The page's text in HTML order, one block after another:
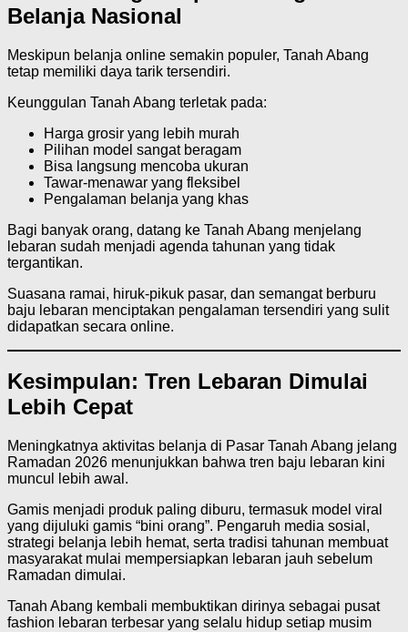
Belanja Nasional
Meskipun belanja online semakin populer, Tanah Abang
tetap memiliki daya tarik tersendiri.
Keunggulan Tanah Abang terletak pada:
Harga grosir yang lebih murah
Pilihan model sangat beragam
Bisa langsung mencoba ukuran
Tawar-menawar yang fleksibel
Pengalaman belanja yang khas
Bagi banyak orang, datang ke Tanah Abang menjelang
lebaran sudah menjadi agenda tahunan yang tidak
tergantikan.
Suasana ramai, hiruk-pikuk pasar, dan semangat berburu
baju lebaran menciptakan pengalaman tersendiri yang sulit
didapatkan secara online.
Kesimpulan: Tren Lebaran Dimulai
Lebih Cepat
Meningkatnya aktivitas belanja di Pasar Tanah Abang jelang
Ramadan 2026 menunjukkan bahwa tren baju lebaran kini
muncul lebih awal.
Gamis menjadi produk paling diburu, termasuk model viral
yang dijuluki gamis “bini orang”. Pengaruh media sosial,
strategi belanja lebih hemat, serta tradisi tahunan membuat
masyarakat mulai mempersiapkan lebaran jauh sebelum
Ramadan dimulai.
Tanah Abang kembali membuktikan dirinya sebagai pusat
fashion lebaran terbesar yang selalu hidup setiap musim